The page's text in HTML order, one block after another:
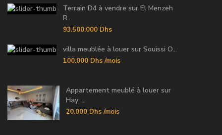
Terrain D4 à vendre sur El Menzeh
R...
93.500.000 Dhs
villa meublée à louer sur Souissi O...
100.000 Dhs /mois
Appartement meublé à louer sur
Hay ...
20.000 Dhs /mois